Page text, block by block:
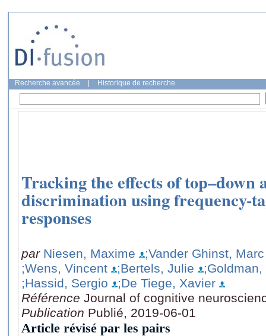
Recherche avancée Historique de recherche
Tracking the effects of top–down
discrimination using frequency-
responses
par Niesen, Maxime
;Vander Ghinst, Marc
;Wens, Vincent
;Bertels, Julie
;Goldman,
;Hassid, Sergio
;De Tiege, Xavier
Référence Journal of cognitive
Publication Publié, 2019-06-01
Article révisé par les pairs